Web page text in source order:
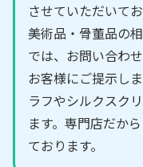
させていただいてお
美術品・骨董品の
では、お問い合わ
お客様にご提示し
ラフやシルクスク
ます。専門店だか
ております。